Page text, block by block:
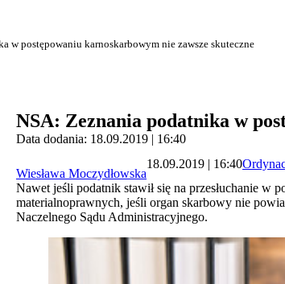
w postępowaniu karnoskarbowym nie zawsze skuteczne
NSA: Zeznania podatnika w
Data dodania: 18.09.2019 | 16:40
Wiesława Moczydłowska
18.09.2019 | 16:40
Nawet jeśli podatnik stawił się na przesłuchanie w
materialnoprawnych, jeśli organ skarbowy nie
Naczelnego Sądu Administracyjnego.